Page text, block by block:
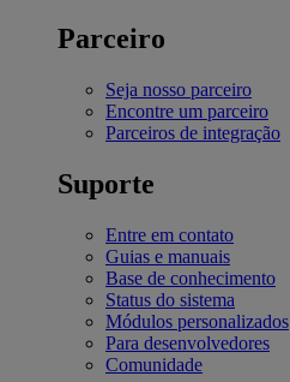
Parceiro
Seja nosso parceiro
Encontre um parceiro
Parceiros de integração
Suporte
Entre em contato
Guias e manuais
Base de conhecimento
Status do sistema
Módulos personalizados
Para desenvolvedores
Comunidade